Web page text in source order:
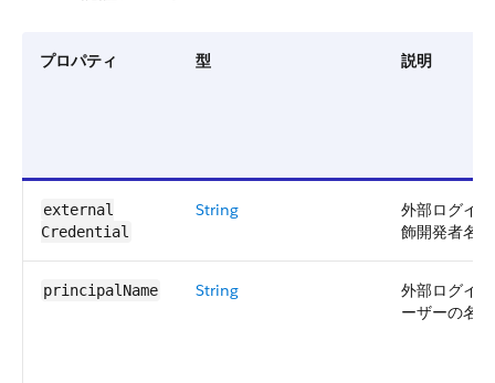
プロパティ 型 説明
external​
Credential
String
外部ログイ
飾開発者名。
principalName String
外部ログイ
ーザーの名